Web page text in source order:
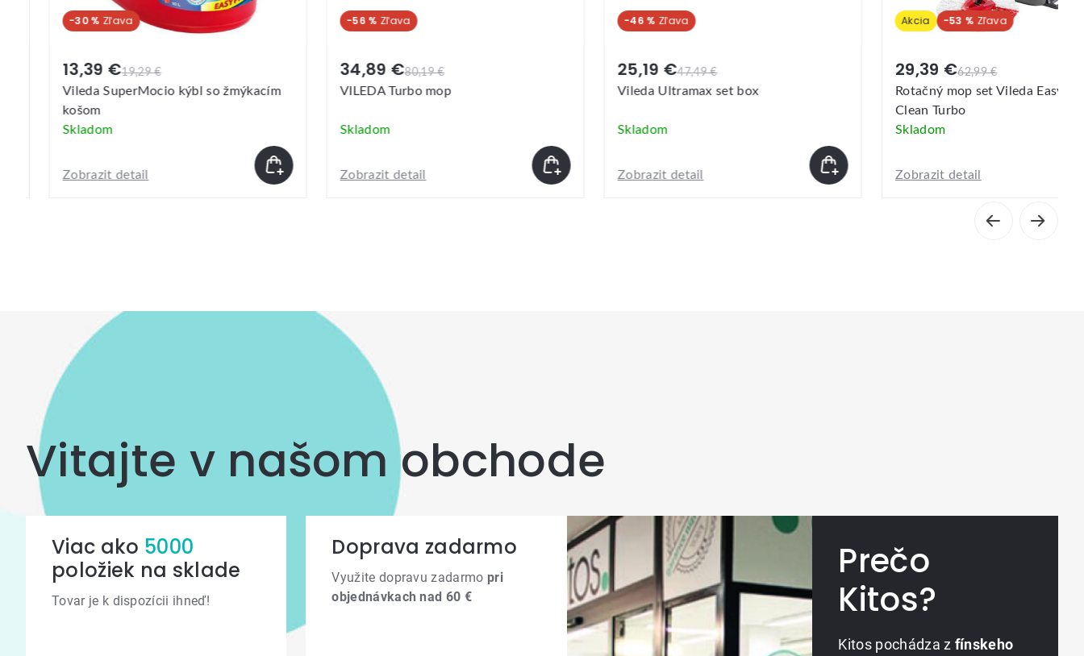
-30 %
19,29 €
13,39 €
Vileda SuperMocio kýbl so žmýkacím
košom
Skladom
Zobrazit detail
-56 %
80,19 €
34,89 €
VILEDA Turbo mop
Skladom
Zobrazit detail
-46 %
47,49 €
25,19 €
Vileda Ultramax set box
Skladom
Zobrazit detail
Akcia -53 %
62,99 €
29,39 €
Rotačný mop set Vileda Easy
Clean Turbo
Skladom
Zobrazit detail
Vitajte v našom obchode
Viac ako 5000
položiek na sklade
Tovar je k dispozícii ihneď!
Doprava zadarmo
Využite dopravu zadarmo pri
objednávkach nad 60 €
Prečo
Kitos?
Kitos pochádza z fínskeho